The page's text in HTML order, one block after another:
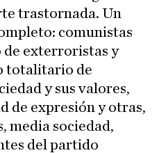
trastornada. Un
comunistas
de exterroristas y
totalitario de
y sus valores,
de expresión y otras,
media sociedad,
del partido